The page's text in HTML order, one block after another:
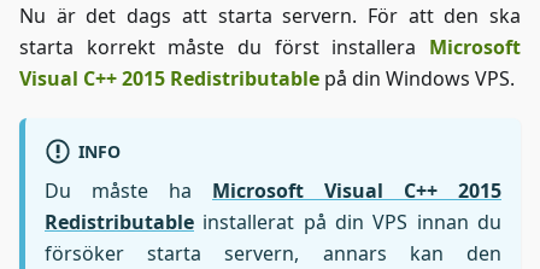
Nu är det dags att starta servern. För att den ska
starta korrekt måste du först installera Microsoft
Visual C++ 2015 Redistributable på din Windows VPS.
INFO
Du måste ha Microsoft Visual C++ 2015
Redistributable installerat på din VPS innan du
försöker starta servern, annars kan den